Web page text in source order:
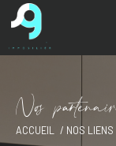
No patenai
ACCUEIL NOS LIENS